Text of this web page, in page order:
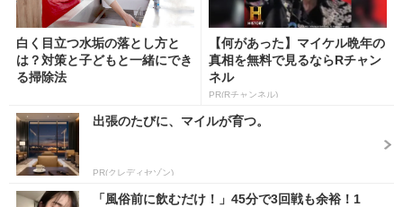
白く目立つ水垢の落とし方と
は？対策と子どもと一緒にでき
る掃除法
【何があった】マイケル晩年の
真相を無料で見るならRチャン
ネル
PR(Rチャンネル)
出張のたびに、マイルが育つ。
PR(クレディセゾン)
「風俗前に飲むだけ！」45分で3回戦も余裕！1